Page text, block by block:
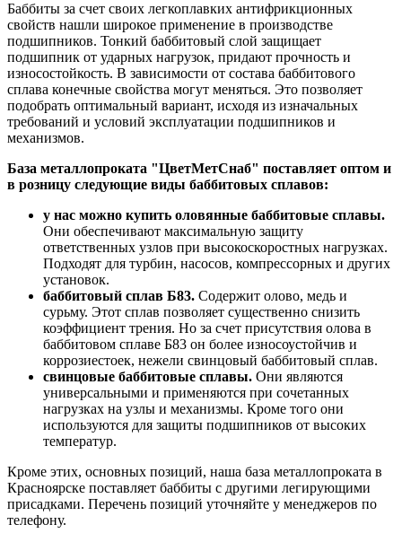
Баббиты за счет своих легкоплавких антифрикционных
свойств нашли широкое применение в производстве
подшипников. Тонкий баббитовый слой защищает
подшипник от ударных нагрузок, придают прочность и
износостойкость. В зависимости от состава баббитового
сплава конечные свойства могут меняться. Это позволяет
подобрать оптимальный вариант, исходя из изначальных
требований и условий эксплуатации подшипников и
механизмов.
База металлопроката "ЦветМетСнаб" поставляет оптом и
в розницу следующие виды баббитовых сплавов:
у нас можно купить оловянные баббитовые сплавы.
Они обеспечивают максимальную защиту
ответственных узлов при высокоскоростных нагрузках.
Подходят для турбин, насосов, компрессорных и других
установок.
баббитовый сплав Б83. Содержит олово, медь и
сурьму. Этот сплав позволяет существенно снизить
коэффициент трения. Но за счет присутствия олова в
баббитовом сплаве Б83 он более износоустойчив и
коррозиестоек, нежели свинцовый баббитовый сплав.
свинцовые баббитовые сплавы. Они являются
универсальными и применяются при сочетанных
нагрузках на узлы и механизмы. Кроме того они
используются для защиты подшипников от высоких
температур.
Кроме этих, основных позиций, наша база металлопроката в
Красноярске поставляет баббиты с другими легирующими
присадками. Перечень позиций уточняйте у менеджеров по
телефону.